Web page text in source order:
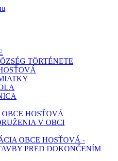
TÖRTÉNETE
HOSŤOVÁ
V OBCI
OBCE HOSŤOVÁ -
PRED DOKONČENÍM